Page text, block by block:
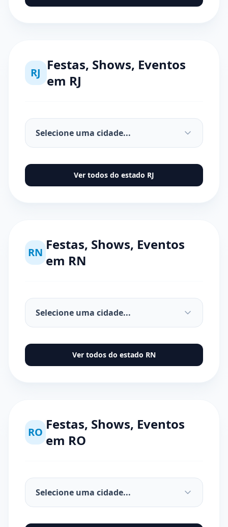
RJ Festas, Shows, Eventos
em RJ
Ver todos do estado RJ
RN Festas, Shows, Eventos
em RN
Ver todos do estado RN
RO Festas, Shows, Eventos
em RO